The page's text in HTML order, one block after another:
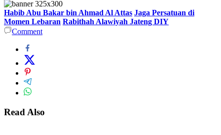
Habib Abu Bakar bin Ahmad Al Attas Jaga Persatuan di
Momen Lebaran Rabithah Alawiyah Jateng DIY
Comment
Read Also